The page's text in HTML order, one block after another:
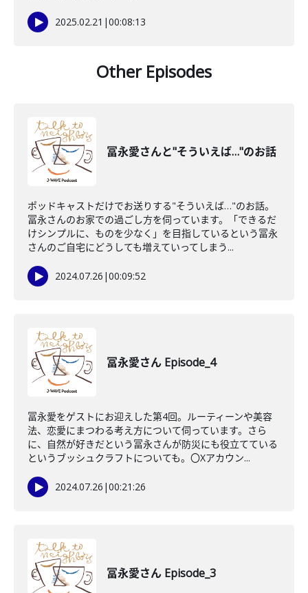
2025.02.21 |00:08:13
Other Episodes
冨永愛さんと"そういえば…"のお話
ポッドキャストだけでお送りする"そういえば…"のお話。
冨永さんのお家での過ごし方を伺っています。「できるだ
けシンプルに、ものを少なく」を目指しているという冨永
さんのご自宅にどうしても増えていってしまう...
2024.07.26 |00:09:52
冨永愛さん Episode_4
冨永愛をゲストにお迎えした第4回。ルーティーンや美容
法、恋愛にまつわる考え方について伺っています。さら
に、自然が好きだという冨永さんが防災にも役立てている
というブッシュクラフトについても。〇Xアカウン...
2024.07.26 |00:21:26
冨永愛さん Episode_3